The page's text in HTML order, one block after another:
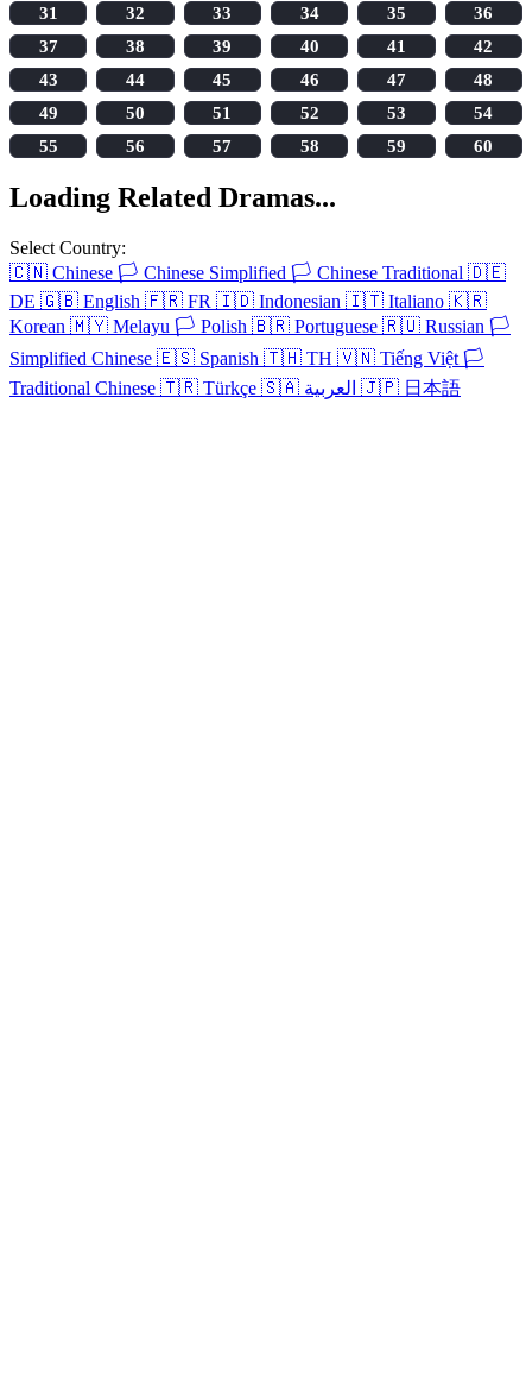
31
32 33 34 35
36
37
38 39 40 41
42
43
44 45 46 47
48
49
50 51 52 53
54
55
56 57 58 59 60
Loading Related Dramas...
Select Country:
🇨🇳 Chinese 🏳️ Chinese Simplified 🏳️ Chinese Traditional 🇩🇪
DE 🇬🇧 English 🇫🇷 FR 🇮🇩 Indonesian 🇮🇹 Italiano 🇰🇷
Korean 🇲🇾 Melayu 🏳️ Polish 🇧🇷 Portuguese 🇷🇺 Russian 🏳️
Simplified Chinese 🇪🇸 Spanish 🇹🇭 TH 🇻🇳 Tiếng Việt 🏳️
Traditional Chinese 🇹🇷 Türkçe 🇸🇦 🇯🇵 日本語